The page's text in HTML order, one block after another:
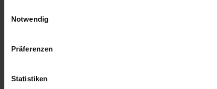
Notwendig
Präferenzen
Statistiken